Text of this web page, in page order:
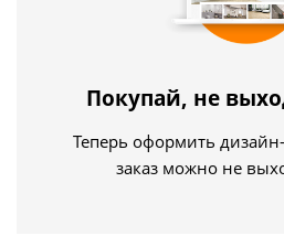
Покупай, не
Теперь оформить
заказ можно не